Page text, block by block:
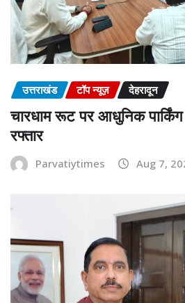
उत्तराखंड टॉप न्यूज़ देहरादून
चारधाम रूट पर आधुनिक
रफ्तार
Parvatiytimes Aug 7,